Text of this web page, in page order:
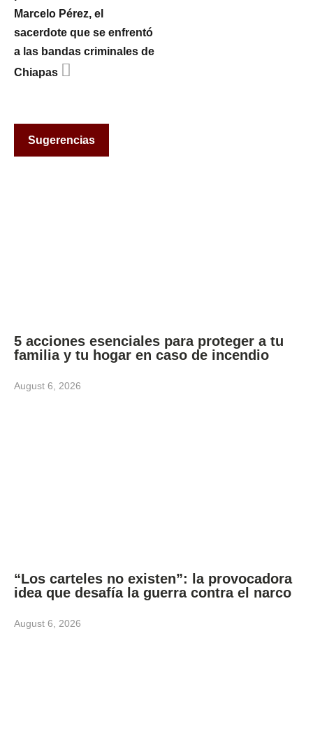
Marcelo Pérez, el
sacerdote que se enfrentó
a las bandas criminales de
Chiapas
Sugerencias
5 acciones esenciales para proteger a tu
familia y tu hogar en caso de incendio
August 6, 2026
“Los carteles no existen”: la provocadora
idea que desafía la guerra contra el narco
August 6, 2026